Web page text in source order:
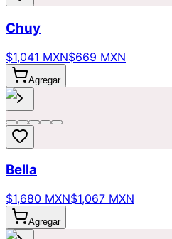
Chuy
$1,041 MXN$669 MXN
Agregar
Bella
$1,680 MXN$1,067 MXN
Agregar